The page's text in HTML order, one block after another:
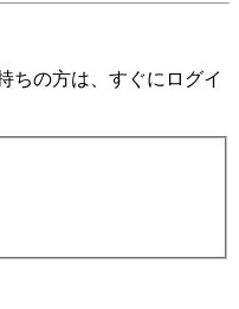
ちの方は、すぐにログイ